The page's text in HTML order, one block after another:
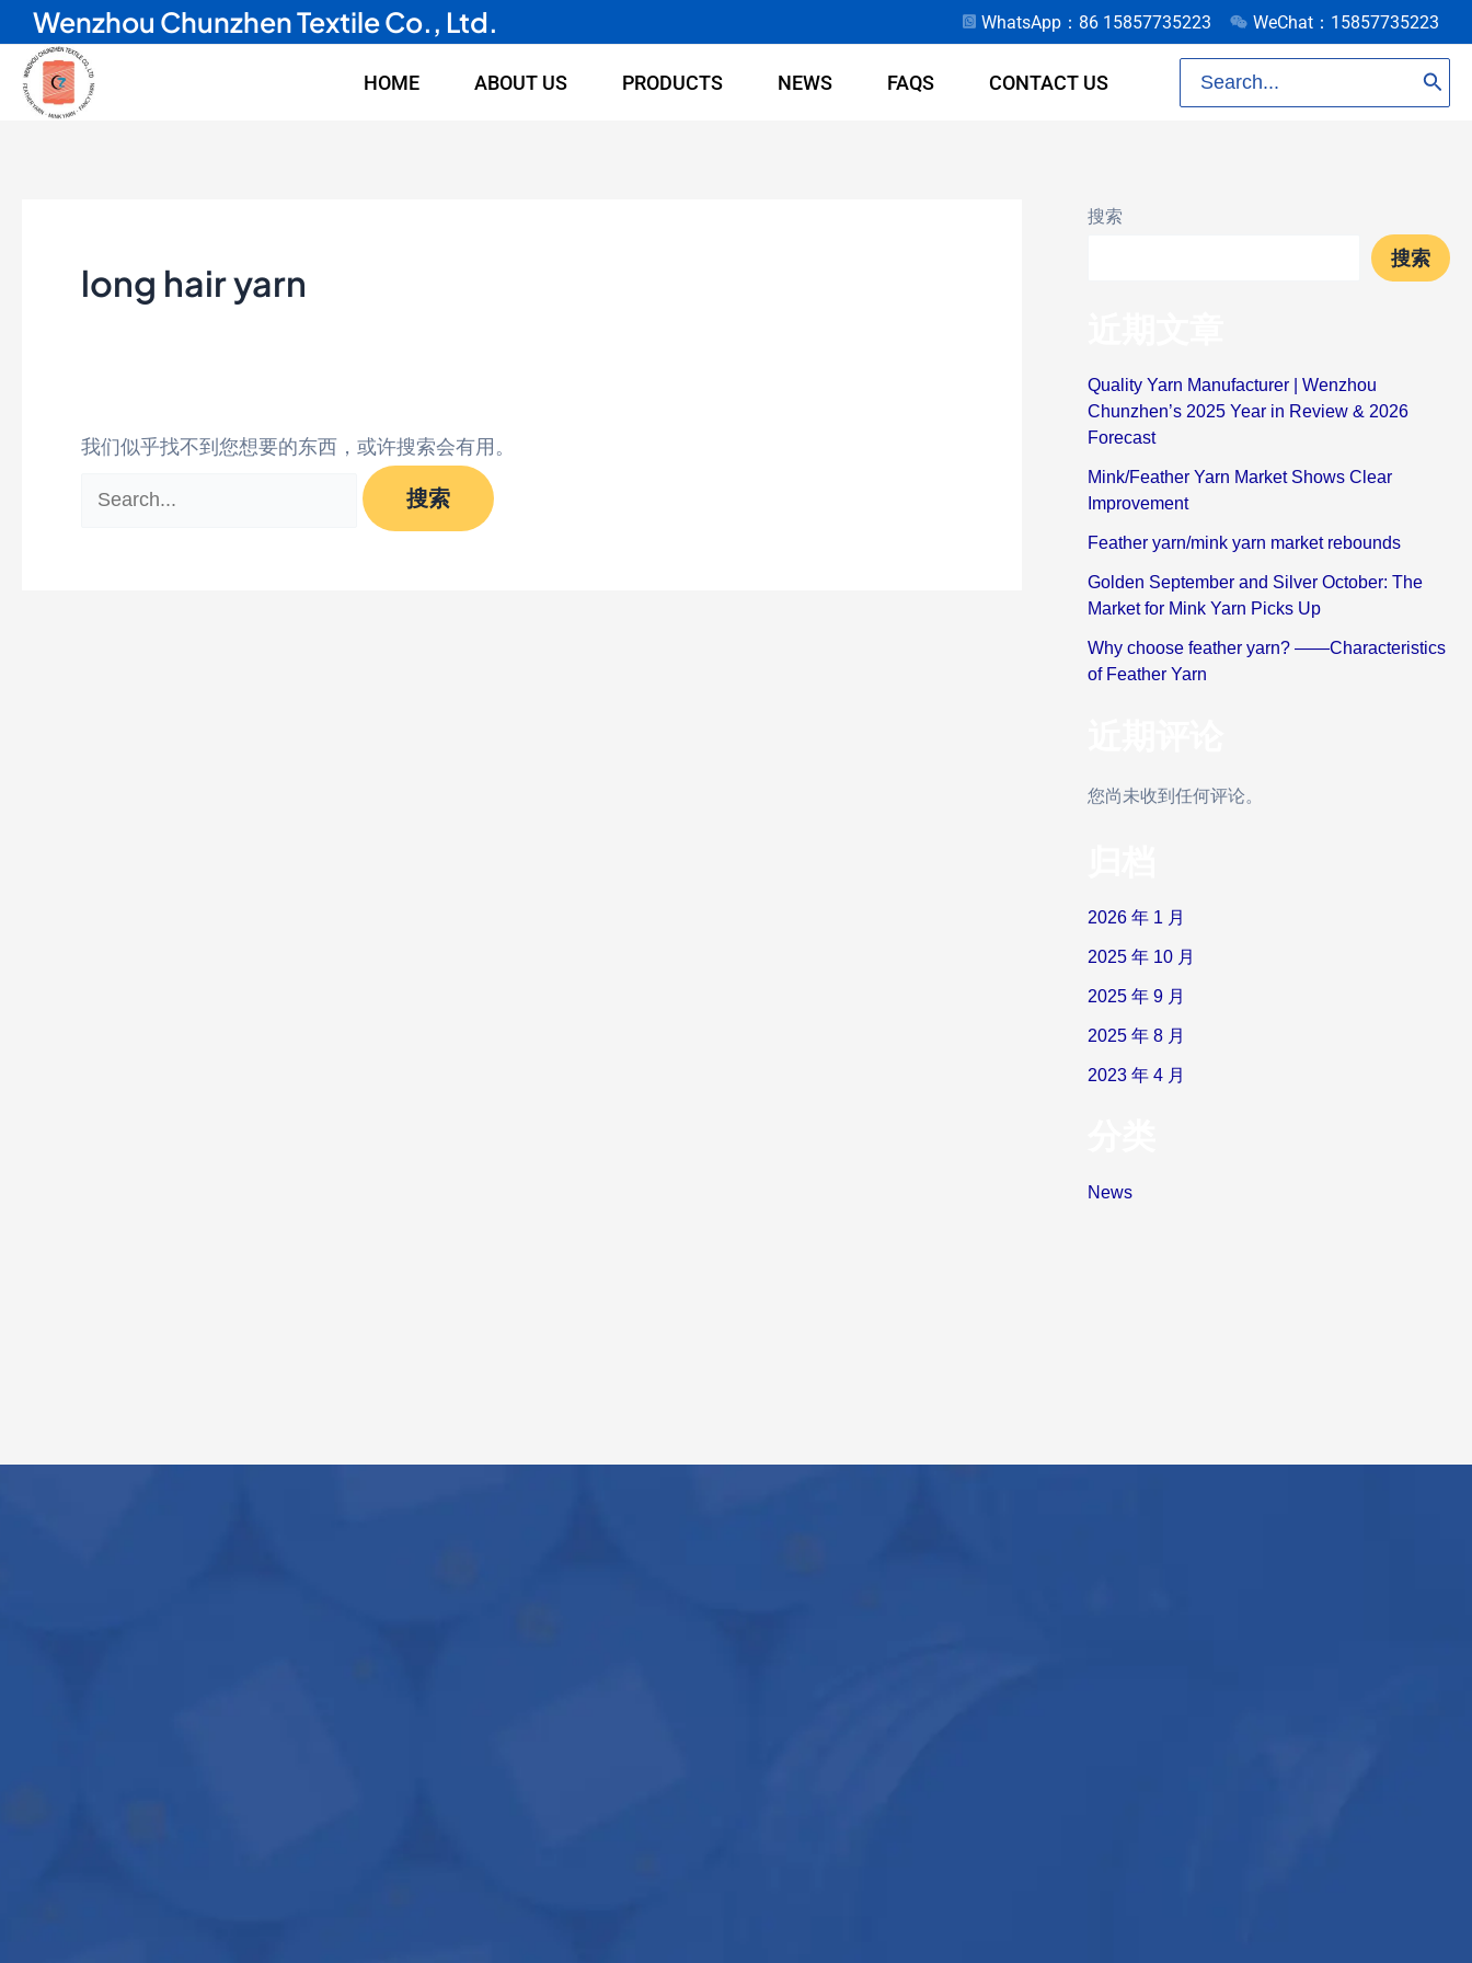
Wenzhou Chunzhen Textile Co., Ltd. WhatsApp：86 15857735223 WeChat：15857735223
HOME ABOUT US PRODUCTS NEWS FAQS CONTACT US
for:
long hair yarn
我们似乎找不到您想要的东西，或许搜索会有用。
搜
索：
搜索
搜索
Quality Yarn Manufacturer | Wenzhou
Chunzhen’s 2025 Year in Review & 2026
Forecast
Mink/Feather Yarn Market Shows Clear
Improvement
Feather yarn/mink yarn market rebounds
Golden September and Silver October: The
Market for Mink Yarn Picks Up
Why choose feather yarn? ——Characteristics
of Feather Yarn
您尚未收到任何评论。
2026 年 1 月
2025 年 10 月
2025 年 9 月
2025 年 8 月
2023 年 4 月
News